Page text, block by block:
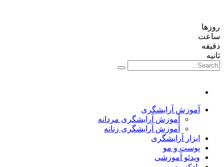
روزها
ساعت‌
دقیقه
ثانیه
آموزش آرایشگری
آموزش آرایشگری مردانه
آموزش آرایشگری زنانه
ابزار آرایشگری
پوست و مو
ویدئو آموزشی